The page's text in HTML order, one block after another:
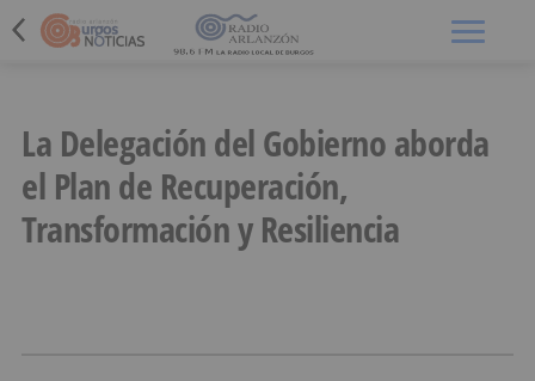
La Delegación del Gobierno aborda
el Plan de Recuperación,
Transformación y Resiliencia